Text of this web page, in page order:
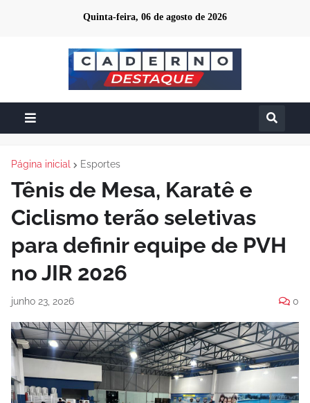
Quinta-feira, 06 de agosto de 2026
Página inicial Esportes
Tênis de Mesa, Karatê e
Ciclismo terão seletivas
para definir equipe de PVH
no JIR 2026
junho 23, 2026 0